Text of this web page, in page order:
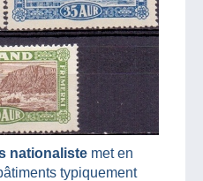
nationaliste met en
typiquement